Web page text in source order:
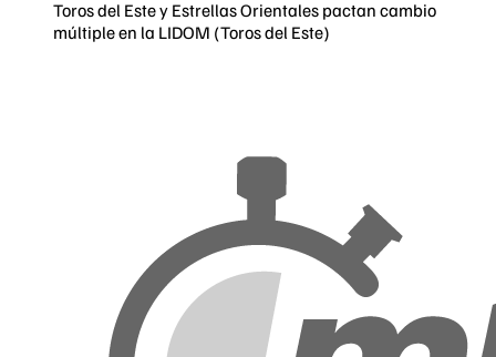
Toros del Este y Estrellas Orientales pactan cambio
múltiple en la LIDOM (Toros del Este)